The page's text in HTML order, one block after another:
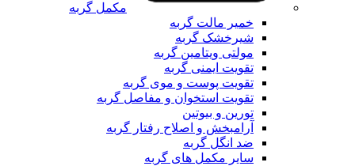
مکمل گربه
خمیر مالت گربه
شیرخشک گربه
مولتی ویتامین گربه
تقویت ایمنی گربه
تقویت پوست و موی گربه
تقویت استخوان و مفاصل گربه
تورین و بیوتین
آرامبخش و اصلاح رفتار گربه
ضد انگل گربه
سایر مکمل های گربه